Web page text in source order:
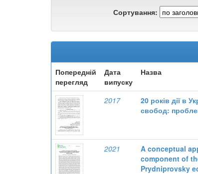
Сортування:
Попередній
перегляд
Дата
випуску
Назва
2017
20 років дії в
свобод:
2021
A conceptual
component of
Prydniprovsky